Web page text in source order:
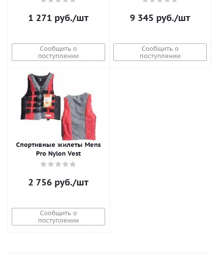
1 271 руб./шт
Сообщить о
поступлении
9 345 руб./шт
Сообщить о
поступлении
Спортивные жилеты Mens
Pro Nylon Vest
2 756 руб./шт
Сообщить о
поступлении